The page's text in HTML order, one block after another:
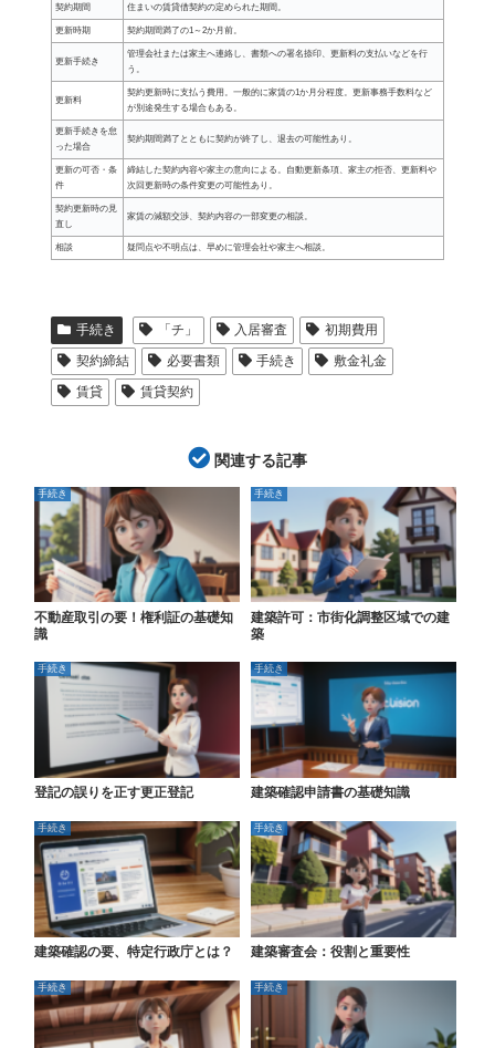
契約期間 住まいの賃貸借契約の定められた期間。
更新時期 契約期間満了の1～2か月前。
更新手続き
管理会社または家主へ連絡し、書類への署名捺印、更新料の支払いなどを行
う。
更新料
契約更新時に支払う費用。一般的に家賃の1か月分程度。更新事務手数料など
が別途発生する場合もある。
更新手続きを怠
った場合
契約期間満了とともに契約が終了し、退去の可能性あり。
更新の可否・条
件
締結した契約内容や家主の意向による。自動更新条項、家主の拒否、更新料や
次回更新時の条件変更の可能性あり。
契約更新時の見
直し
家賃の減額交渉、契約内容の一部変更の相談。
相談 疑問点や不明点は、早めに管理会社や家主へ相談。
手続き 「チ」 入居審査
初期費用
契約締結
必要書類 手続き
敷金礼金
賃貸
賃貸契約
関連する記事
手続き
不動産取引の要！権利証の基礎知
識
手続き
建築許可：市街化調整区域での建
築
手続き
登記の誤りを正す更正登記
手続き
建築確認申請書の基礎知識
手続き
建築確認の要、特定行政庁とは？
手続き
建築審査会：役割と重要性
手続き 手続き